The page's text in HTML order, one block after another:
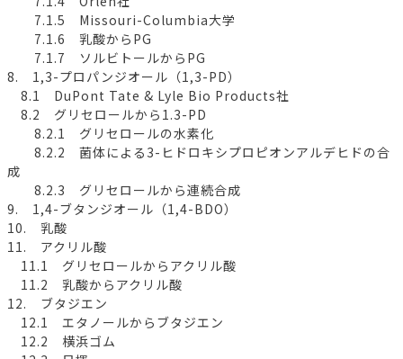
7.1.5 Missouri-Columbia大学
7.1.6 乳酸からPG
7.1.7 ソルビトールからPG
8. 1,3-プロパンジオール（1,3-PD）
8.1 DuPont Tate & Lyle Bio Products社
8.2 グリセロールから1.3-PD
8.2.1 グリセロールの水素化
8.2.2 菌体による3-ヒドロキシプロピオンアルデヒドの合
成
8.2.3 グリセロールから連続合成
9. 1,4-ブタンジオール（1,4-BDO）
10. 乳酸
11. アクリル酸
11.1 グリセロールからアクリル酸
11.2 乳酸からアクリル酸
12. ブタジエン
12.1 エタノールからブタジエン
12.2 横浜ゴム